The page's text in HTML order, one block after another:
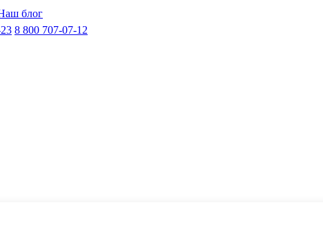
блог
8 800 707-07-12